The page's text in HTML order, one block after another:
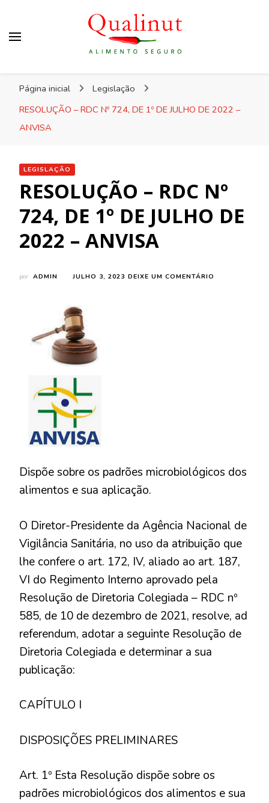
dos alimentos e rotulagem.
Página inicial
Legislação
RESOLUÇÃO – RDC Nº 724, DE 1º DE JULHO DE 2022 –
ANVISA
LEGISLAÇÃO
RESOLUÇÃO – RDC Nº
724, DE 1º DE JULHO DE
2022 – ANVISA
por ADMIN JULHO 3, 2023 DEIXE UM COMENTÁRIO
Dispõe sobre os padrões microbiológicos dos
alimentos e sua aplicação.
O Diretor-Presidente da Agência Nacional de
Vigilância Sanitária, no uso da atribuição que
lhe confere o art. 172, IV, aliado ao art. 187,
VI do Regimento Interno aprovado pela
Resolução de Diretoria Colegiada – RDC nº
585, de 10 de dezembro de 2021, resolve, ad
referendum, adotar a seguinte Resolução de
Diretoria Colegiada e determinar a sua
publicação:
CAPÍTULO I
DISPOSIÇÕES PRELIMINARES
Art. 1º Esta Resolução dispõe sobre os
padrões microbiológicos dos alimentos e sua